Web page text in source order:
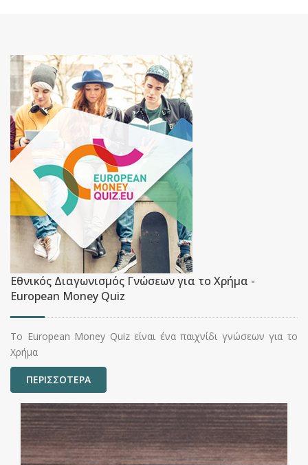
Εθνικός Διαγωνισμός Γνώσεων για το Χρήμα -
European Money Quiz
Το European Money Quiz είναι ένα παιχνίδι γνώσεων για το
Χρήμα
ΠΕΡΙΣΣΟΤΕΡΑ